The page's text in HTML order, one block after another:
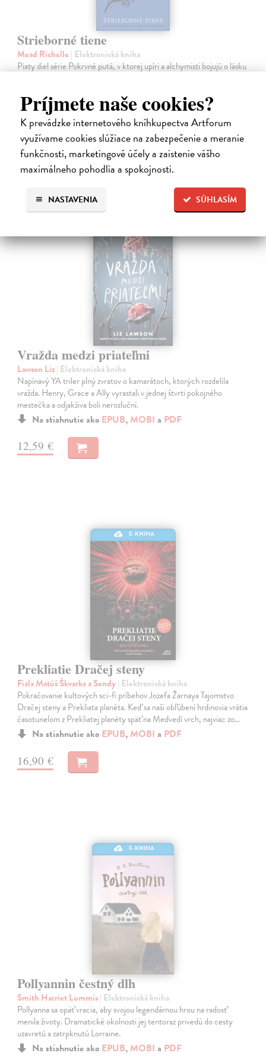
Príjmete naše cookies?
K prevádzke internetového kníhkupectva Artforum
využívame cookies slúžiace na zabezpečenie a meranie
funkčnosti, marketingové účely a zaistenie vášho
maximálneho pohodlia a spokojnosti.
SÚHLASÍM
NASTAVENIA
Strieborné tiene
Mead Richelle | Elektronická kniha
Piaty diel série Pokrvné putá, v ktorej upíri a alchymisti bojujú o lásku
Na stiahnutie akoEPUB,MOBIaPDF
12,59 €
Vražda medzi priateľmi
Lawson Liz| Elektronická kniha
Napínavý YA triler plný zvratov o kamarátoch, ktorých rozdelila
vražda. Henry, Grace a Ally vyrastali v jednej štvrti pokojného
mestečka a odjakživa boli nerozluční.
Na stiahnutie ako EPUB, MOBI a PDF
12,59 €
E-KNIHA
Prekliatie Dračej steny
Fiala Matúš Škvarka a Sendy| Elektronická kniha
Pokračovanie kultových sci-fi príbehov Jozefa Žarnaya Tajomstvo
Dračej steny a Prekliata planéta. Keď sa naši obľúbení hrdinovia vrátia
časotunelom z Prekliatej planéty späť na Medvedí vrch, najviac zo…
Na stiahnutie ako EPUB, MOBI a PDF
16,90 €
E-KNIHA
Pollyannin čestný dlh
Smith Harriet Lummis| Elektronická kniha
Pollyanna sa opäť vracia, aby svojou legendárnou hrou na radosť
menila životy. Dramatické okolnosti jej tentoraz privedú do cesty
uzavretú a zatrpknutú Lorraine.
Na stiahnutie ako EPUB, MOBI a PDF